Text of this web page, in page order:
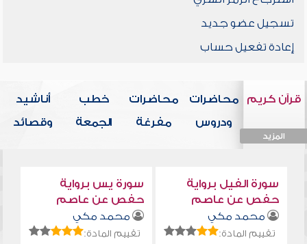
تسجيل عضو جديد
إعادة تفعيل حساب
قرآن كريم
المزيد
محاضرات
ودروس
محاضرات
مفرغة
خطب
الجمعة
أناشيد
وقصائد
سورة الفيل برواية
حفص عن عاصم
محمد مكي
تقييم المادة:
سورة يس برواية
حفص عن عاصم
محمد مكي
تقييم المادة: